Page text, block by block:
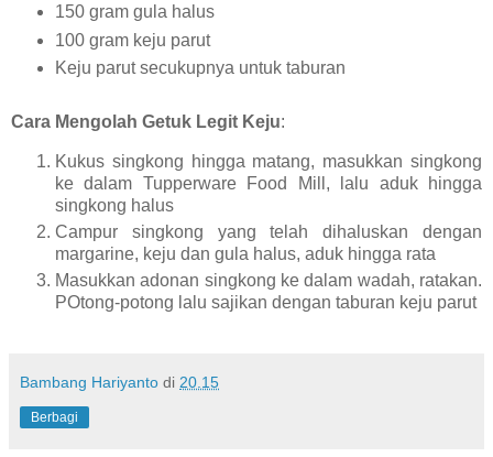
150 gram gula halus
100 gram keju parut
Keju parut secukupnya untuk taburan
Cara Mengolah Getuk Legit Keju:
Kukus singkong hingga matang, masukkan singkong
ke dalam Tupperware Food Mill, lalu aduk hingga
singkong halus
Campur singkong yang telah dihaluskan dengan
margarine, keju dan gula halus, aduk hingga rata
Masukkan adonan singkong ke dalam wadah, ratakan.
POtong-potong lalu sajikan dengan taburan keju parut
Bambang Hariyanto di 20.15
Berbagi